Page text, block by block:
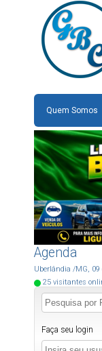
Quem Somos
Agenda
Uberlândia /MG, 09
25 visitantes
Faça seu login